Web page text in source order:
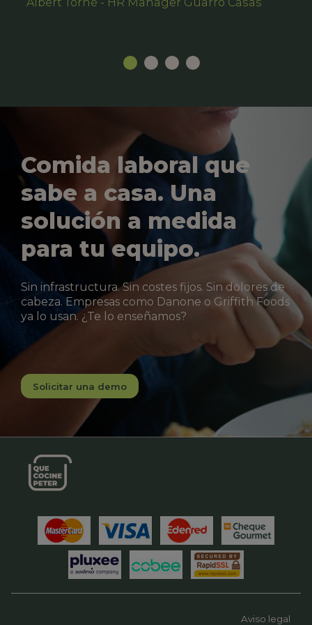
Comida laboral que
sabe a casa. Una
solución a medida
para tu equipo.
Sin infrastructura. Sin costes fijos. Sin dolores de
cabeza. Empresas como Danone o Griffith Foods
ya lo usan. ¿Te lo enseñamos?
Solicitar una demo
Aviso legal